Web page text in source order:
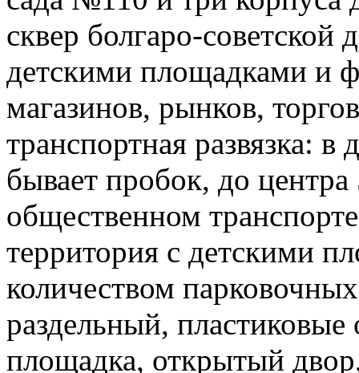
сквер болгаро-
детскими площадками и
магазинов, рынков,
транспортная развязка:
бывает пробок, до
общественном
территория с детскими
количеством
раздельный, пластиковые
площадка, открытый